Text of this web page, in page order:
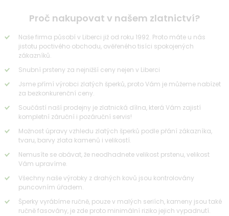
Proč nakupovat v našem zlatnictví?
Naše firma působí v Liberci již od roku 1992. Proto máte u nás
jistotu poctivého obchodu, ověřeného tisíci spokojených
zákazníků.
Snubní prsteny za nejnižší ceny nejen v Liberci
Jsme přímí výrobci zlatých šperků, proto Vám je můžeme nabízet
za bezkonkurenční ceny.
Součástí naší prodejny je zlatnická dílna, která Vám zajistí
kompletní záruční i pozáruční servis!
Možnost úpravy vzhledu zlatých šperků podle přání zákazníka,
tvaru, barvy zlata kamenů i velikostí.
Nemusíte se obávat, že neodhadnete velikost prstenu, velikost
Vám upravíme.
Všechny naše výrobky z drahých kovů jsou kontrolovány
puncovním úřadem.
Šperky vyrábíme ručně, pouze v malých seriích, kameny jsou také
ručně fasovány, je zde proto minimální riziko jejich vypadnutí.